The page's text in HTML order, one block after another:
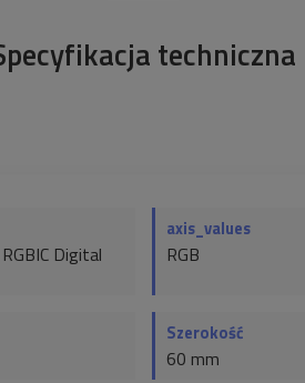
techniczna
Digital
axis_values
RGB
Szerokość
60 mm